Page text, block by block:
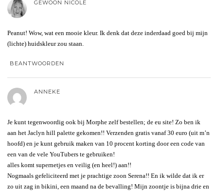
GEWOON NICOLE
Peanut! Wow, wat een mooie kleur. Ik denk dat deze inderdaad goed bij mijn
(lichte) huidskleur zou staan.
BEANTWOORDEN
ANNEKE
Je kunt tegenwoordig ook bij Morphe zelf bestellen; de eu site! Zo ben ik
aan het Jaclyn hill palette gekomen!! Verzenden gratis vanaf 30 euro (uit m’n
hoofd) en je kunt gebruik maken van 10 procent korting door een code van
een van de vele YouTubers te gebruiken!
alles komt supernetjes en veilig (en heel!) aan!!
Nogmaals gefeliciteerd met je prachtige zoon Serena!! En ik wilde dat ik er
zo uit zag in bikini, een maand na de bevalling! Mijn zoontje is bijna drie en